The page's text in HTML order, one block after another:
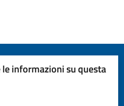
informazioni su questa